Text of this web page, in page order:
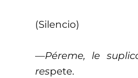
(Silencio)
—Péreme, le
respete.